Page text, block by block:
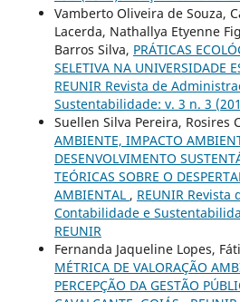
Vamberto Oliveira de Souza,
Lacerda, Nathallya Etyenne
Barros Silva, PRÁTICAS
SELETIVA NA UNIVERSIDADE
REUNIR Revista de
Sustentabilidade: v. 3 n. 3
Suellen Silva Pereira, Rosires
AMBIENTE, IMPACTO
DESENVOLVIMENTO
TEÓRICAS SOBRE O
AMBIENTAL , REUNIR
Contabilidade e
REUNIR
Fernanda Jaqueline Lopes,
MÉTRICA DE VALORAÇÃO
PERCEPÇÃO DA GESTÃO